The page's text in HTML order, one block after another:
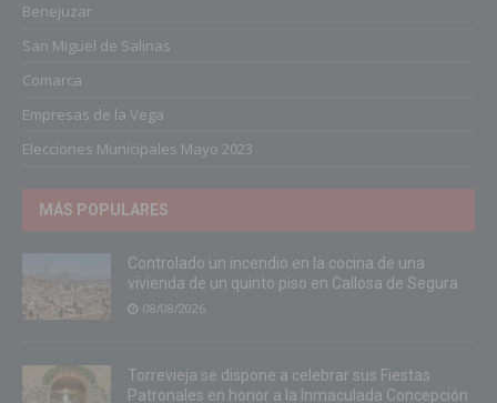
Benejuzar
San Miguel de Salinas
Comarca
Empresas de la Vega
Elecciones Municipales Mayo 2023
MÁS POPULARES
Controlado un incendio en la cocina de una
vivienda de un quinto piso en Callosa de Segura
08/08/2026
Torrevieja se dispone a celebrar sus Fiestas
Patronales en honor a la Inmaculada Concepción